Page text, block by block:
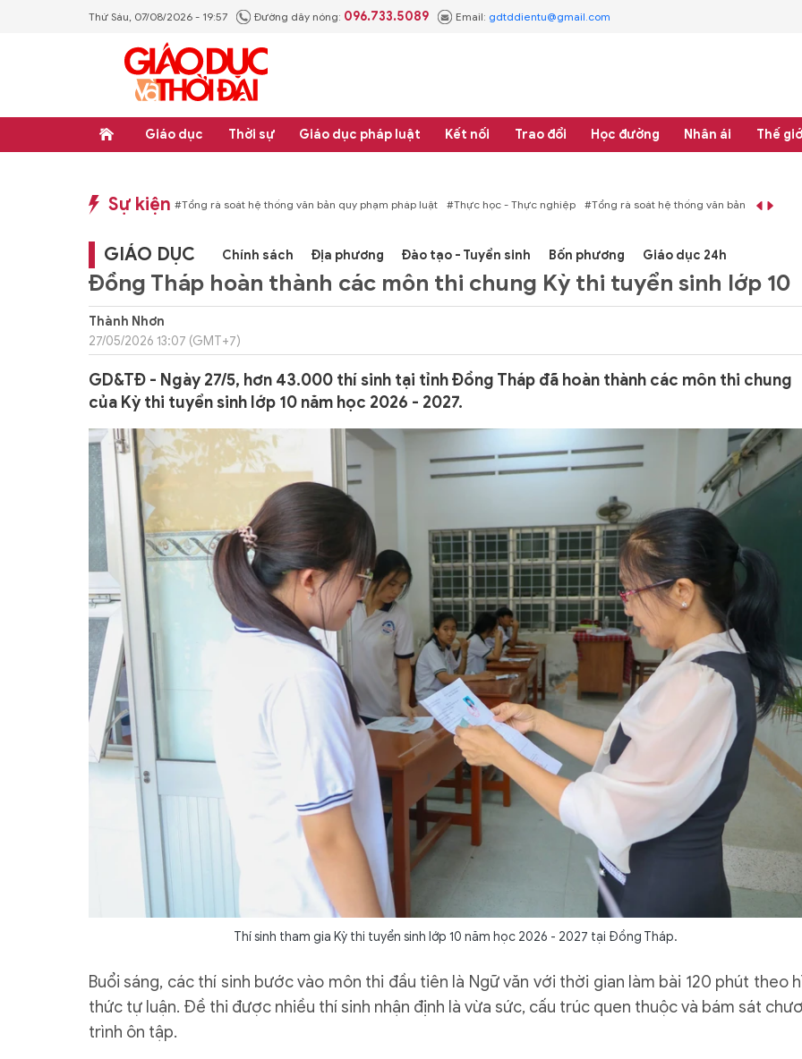
Thứ Sáu, 07/08/2026 - 19:57 Đường dây nóng: 096.733.5089 Email: gdtddientu@gmail.com
Giáo dục Thời sự Giáo dục pháp luật Kết nối Trao đổi Học đường Nhân ái Thế
Sự kiện
học - Thực nghiệp #Tổng rà soát hệ thống văn bản quy phạm pháp luật #Thực học - Thực nghiệp #Tổng rà soát hệ thống văn bản quy phạm pháp
GIÁO DỤC Chính sách Địa phương Đào tạo - Tuyển sinh Bốn phương Giáo dục 24h
Đồng Tháp hoàn thành các môn thi chung Kỳ thi tuyển sinh lớp 10
Thành Nhơn
27/05/2026 13:07 (GMT+7)
GD&TĐ - Ngày 27/5, hơn 43.000 thí sinh tại tỉnh Đồng Tháp đã hoàn thành các môn thi chung
của Kỳ thi tuyển sinh lớp 10 năm học 2026 - 2027.
Thí sinh tham gia Kỳ thi tuyển sinh lớp 10 năm học 2026 - 2027 tại Đồng Tháp.
Buổi sáng, các thí sinh bước vào môn thi đầu tiên là Ngữ văn với thời gian làm bài 120 phút theo
thức tự luận. Đề thi được nhiều thí sinh nhận định là vừa sức, cấu trúc quen thuộc và bám sát
trình ôn tập.